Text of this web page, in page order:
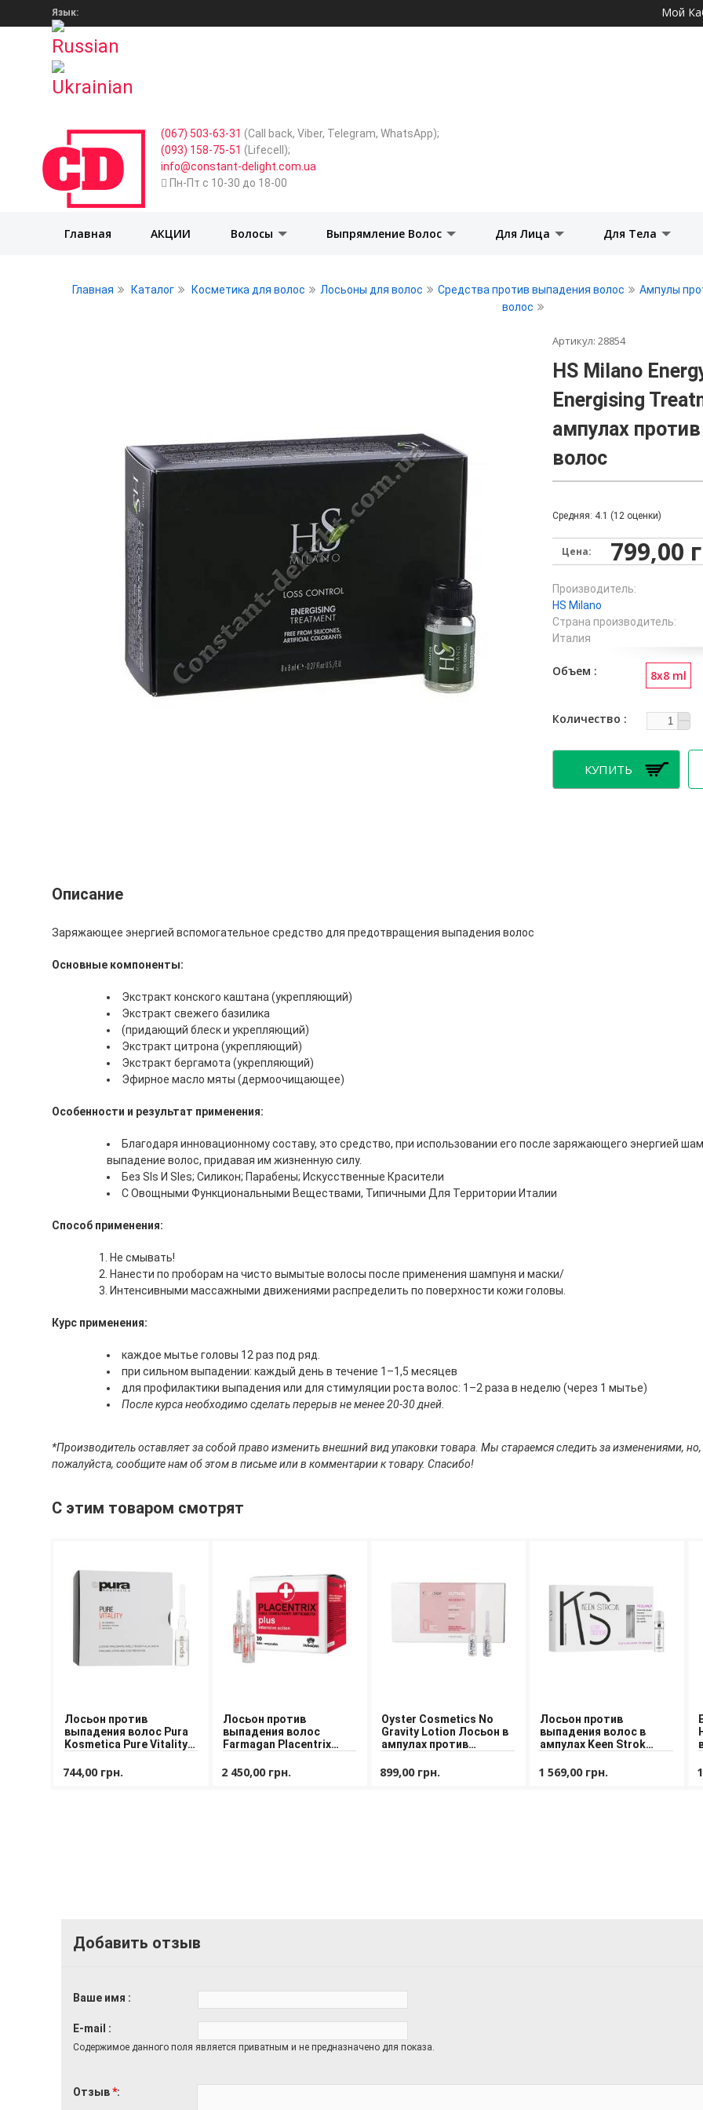
основному
Язык: Мой
(067) 503-63-31 (Call back, Viber, Telegram, WhatsApp);
(093) 158-75-51 (Lifecell);
info@constant-delight.com.ua
Пн-Пт с 10-30 до 18-00
Главная АКЦИИ Волосы Выпрямление Волос Для Лица Для Тела
Главная Каталог Косметика для волос Лосьоны для волос Средства против выпадения волос Ампулы
волос
Артикул:28854
HS Milano
Energising
ампулах
волос
Средняя: 4.1 (12 оценки)
Цена: 799,00
Производитель:
HS Milano
Страна производитель:
Италия
Объем 8x8 ml
Количество
Описание
Заряжающее энергией вспомогательное средство для предотвращения выпадения волос
Основные компоненты:
Экстракт конского каштана (укрепляющий)
Экстракт свежего базилика
(придающий блеск и укрепляющий)
Экстракт цитрона (укрепляющий)
Экстракт бергамота (укрепляющий)
Эфирное масло мяты (дермоочищающее)
Особенности и результат применения:
Благодаря инновационному составу, это средство, при использовании его после заряжающего энергией
выпадение волос, придавая им жизненную силу.
Без Sls И Sles; Силикон; Парабены; Искусственные Красители
С Овощными Функциональными Веществами, Типичными Для Территории Италии
Способ применения:
Не смывать!
Нанести по проборам на чисто вымытые волосы после применения шампуня и маски/
Интенсивными массажными движениями распределить по поверхности кожи головы.
Курс применения:
каждое мытье головы 12 раз под ряд.
при сильном выпадении: каждый день в течение 1–1,5 месяцев
для профилактики выпадения или для стимуляции роста волос: 1–2 раза в неделю (через 1 мытье)
После курса необходимо сделать перерыв не менее 20-30 дней.
*Производитель оставляет за собой право изменить внешний вид упаковки товара. Мы стараемся следить за изменениями,
пожалуйста, сообщите нам об этом в письме или в комментарии к товару. Спасибо!
С этим товаром смотрят
Лосьон против
выпадения волос Pura
Kosmetica Pure Vitality
744,00 грн.
Лосьон против
выпадения волос
Farmagan Placentrix
2 450,00 грн.
Oyster Cosmetics No
Gravity Lotion Лосьон в
ампулах против
899,00 грн.
Лосьон против
выпадения волос в
ампулах Keen Strok
ml
1 569,00 грн.
Добавить отзыв
Ваше имя
E-mail
Содержимое данного поля является приватным и не предназначено для показа.
Отзыв*